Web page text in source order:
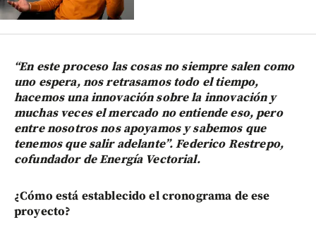
“En este proceso las cosas no siempre salen como
uno espera, nos retrasamos todo el tiempo,
hacemos una innovación sobre la innovación y
muchas veces el mercado no entiende eso, pero
entre nosotros nos apoyamos y sabemos que
tenemos que salir adelante”. Federico Restrepo,
cofundador de Energía Vectorial.
¿Cómo está establecido el cronograma de ese
proyecto?